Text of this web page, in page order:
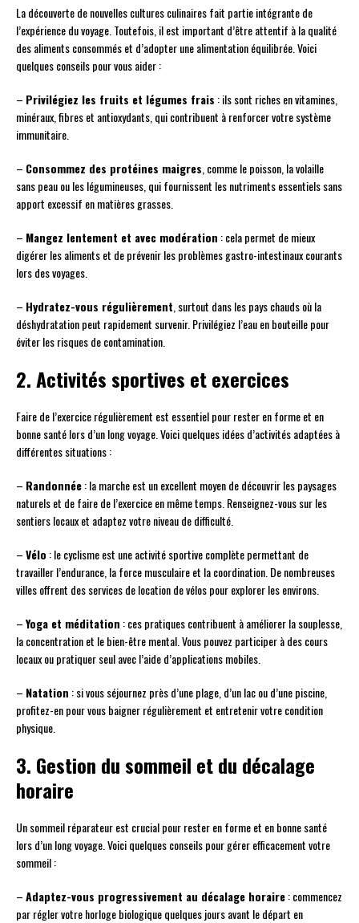
La découverte de nouvelles cultures culinaires fait partie intégrante de
l’expérience du voyage. Toutefois, il est important d’être attentif à la qualité
des aliments consommés et d’adopter une alimentation équilibrée. Voici
quelques conseils pour vous aider :
– Privilégiez les fruits et légumes frais : ils sont riches en vitamines,
minéraux, fibres et antioxydants, qui contribuent à renforcer votre système
immunitaire.
– Consommez des protéines maigres , comme le poisson, la volaille
sans peau ou les légumineuses, qui fournissent les nutriments essentiels sans
apport excessif en matières grasses.
– Mangez lentement et avec modération : cela permet de mieux
digérer les aliments et de prévenir les problèmes gastro-intestinaux courants
lors des voyages.
– Hydratez-vous régulièrement , surtout dans les pays chauds où la
déshydratation peut rapidement survenir. Privilégiez l’eau en bouteille pour
éviter les risques de contamination.
2. Activités sportives et exercices
Faire de l’exercice régulièrement est essentiel pour rester en forme et en
bonne santé lors d’un long voyage. Voici quelques idées d’activités adaptées à
différentes situations :
– Randonnée: la marche est un excellent moyen de découvrir les paysages
naturels et de faire de l’exercice en même temps. Renseignez-vous sur les
sentiers locaux et adaptez votre niveau de difficulté.
–Vélo : le cyclisme est une activité sportive complète permettant de
travailler l’endurance, la force musculaire et la coordination. De nombreuses
villes offrent des services de location de vélos pour explorer les environs.
–Yoga et méditation : ces pratiques contribuent à améliorer la souplesse,
la concentration et le bien-être mental. Vous pouvez participer à des cours
locaux ou pratiquer seul avec l’aide d’applications mobiles.
– Natation : si vous séjournez près d’une plage, d’un lac ou d’une piscine,
profitez-en pour vous baigner régulièrement et entretenir votre condition
physique.
3. Gestion du sommeil et du décalage
horaire
Un sommeil réparateur est crucial pour rester en forme et en bonne santé
lors d’un long voyage. Voici quelques conseils pour gérer efficacement votre
sommeil :
–Adaptez-vous progressivement au décalage horaire: commencez
par régler votre horloge biologique quelques jours avant le départ en